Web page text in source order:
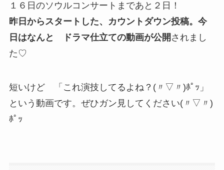
１６日のソウルコンサートまであと２日！
昨日からスタートした、カウントダウン投稿。今
日はなんと ドラマ仕立ての動画が公開 されまし
た♡
短いけど 「これ演技してるよね？(〃▽〃)ﾎﾟｯ」
という動画です。ぜひガン見してください(〃▽〃)
ﾎﾟｯ